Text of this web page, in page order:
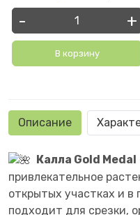
- +
В корзину
Описание
Калла Gold Medal
привлекательное
открытых участках и в
подходит для срезки,